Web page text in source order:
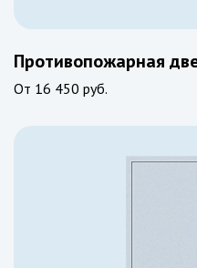
Противопожарная
От 16 450 руб.